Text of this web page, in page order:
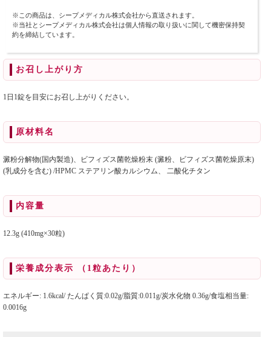
※この商品は、シープメディカル株式会社から直送されます。
※当社とシープメディカル株式会社は個人情報の取り扱いに関して機密保持契
約を締結しています。
お召し上がり方
1日1錠を目安にお召し上がりください。
原材料名
澱粉分解物(国内製造)、ビフィズス菌乾燥粉末 (澱粉、ビフィズス菌乾燥原末)
(乳成分を含む) /HPMC ステアリン酸カルシウム、 二酸化チタン
内容量
12.3g (410mg×30粒)
栄養成分表示 （1粒あたり）
エネルギー: 1.6kcal/ たんぱく質:0.02g/脂質:0.011g/炭水化物 0.36g/食塩相当量:
0.0016g